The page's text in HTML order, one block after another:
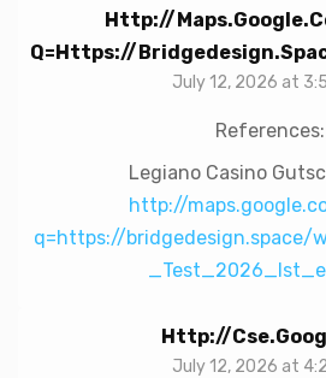
Http://
Q=https://
July 12, 2026 at
References:
Legiano Casino
http://
q=https://bridgedesign.space/
Http://
July 12, 2026 at